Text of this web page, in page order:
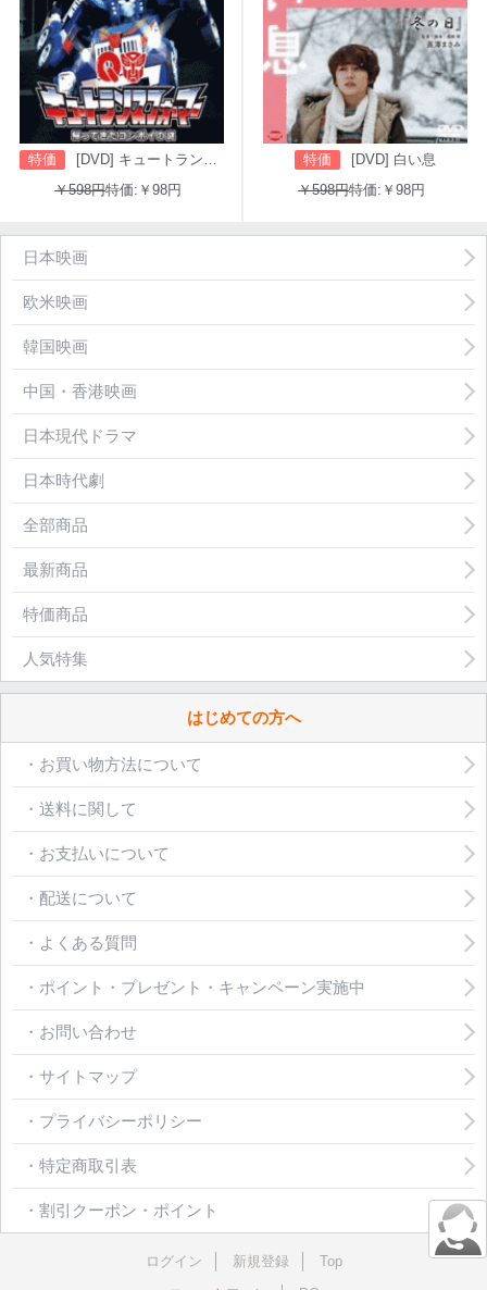
特価
[DVD] キュートランスフォーマー 帰ってきたコンボイの謎
￥598円特価:￥98円
特価
[DVD] 白い息
￥598円特価:￥98円
日本映画
欧米映画
韓国映画
中国・香港映画
日本現代ドラマ
日本時代劇
全部商品
最新商品
特価商品
人気特集
はじめての方へ
・お買い物方法について
・送料に関して
・お支払いについて
・配送について
・よくある質問
・ポイント・プレゼント・キャンペーン実施中
・お問い合わせ
・サイトマップ
・プライバシーポリシー
・特定商取引表
・割引クーポン・ポイント
ログイン 新規登録
Top